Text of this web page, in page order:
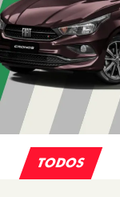
TODOS